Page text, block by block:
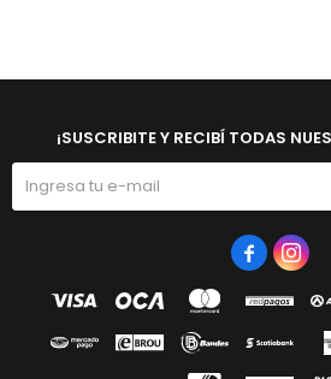
¡SUSCRIBITE Y RECIBÍ TODAS
 